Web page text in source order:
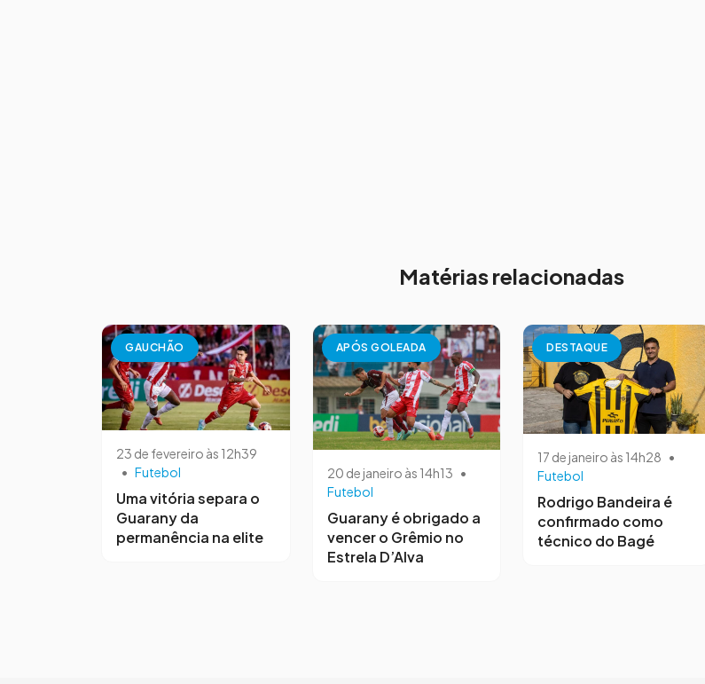
Matérias relacionadas
GAUCHÃO
23 de fevereiro às 12h39
• Futebol
Uma vitória separa o
Guarany da
permanência na elite
APÓS GOLEADA
20 de janeiro às 14h13 •
Futebol
Guarany é obrigado a
vencer o Grêmio no
Estrela D’Alva
DESTAQUE
17 de janeiro às 14h28 •
Futebol
Rodrigo Bandeira é
confirmado como
técnico do Bagé